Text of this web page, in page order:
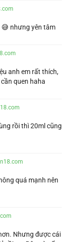
😅 nhưng yên tâm
anh em rất thích,
quen haha
rồi thì 20ml cũng
quá mạnh nên
Nhưng được cái